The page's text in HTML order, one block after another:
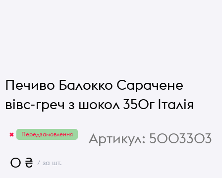
Печиво Балокко Сарачене
вівс-греч з шокол 350г Італія
Передзамовлення Артикул: 5003303
0 ₴ / за шт.